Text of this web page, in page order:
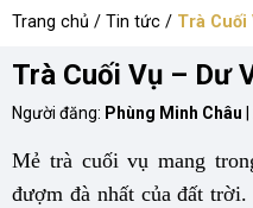
Trang chủ / Tin tức / Trà Cuối
Trà Cuối Vụ – Dư
Người đăng: Phùng Minh Châu
Mẻ trà cuối vụ mang
đượm đà nhất của đất